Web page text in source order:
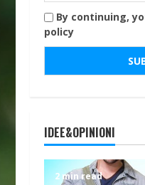
By continuing,
policy
IDEE&OPINIONI
2 min read